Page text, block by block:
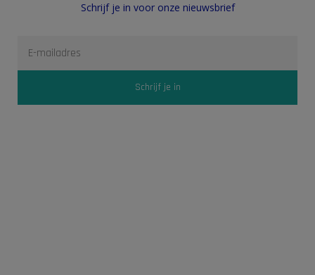
Schrijf je in voor onze nieuwsbrief